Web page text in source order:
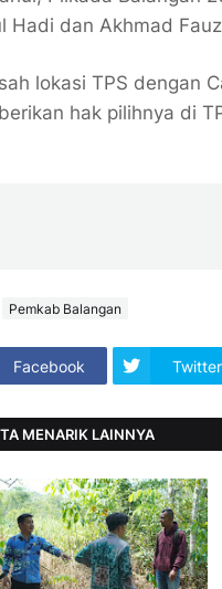
Hadi dan Akhmad
lokasi TPS dengan
hak pilihnya di
Pemkab Balangan
Facebook Twitter
MENARIK LAINNYA